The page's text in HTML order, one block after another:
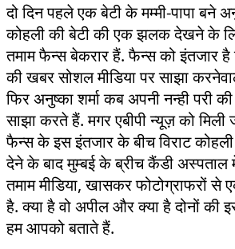
दो दिन पहले एक बेटी के मम्मी-पापा बने
कोहली की बेटी की एक झलक देखने के
तमाम फैन्स बेकरार हैं. फैन्स को इंतजार है
की खबर सोशल मीडिया पर साझा
फिर अनुष्का शर्मा कब अपनी नन्ही परी
साझा करते हैं. मगर एबीपी न्यूज़ को मिली
फैन्स के इस इंतजार के बीच विराट
देने के बाद मुम्बई के ब्रीच कैंडी अस्पताल में
तमाम मीडिया, खासकर फोटोग्राफरों
है. क्या है वो अपील और क्या है दोनों की
हम आपको बताते हैं.